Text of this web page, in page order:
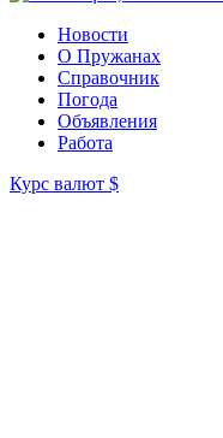
Новости
О Пружанах
Справочник
Погода
Объявления
Работа
Курс валют $